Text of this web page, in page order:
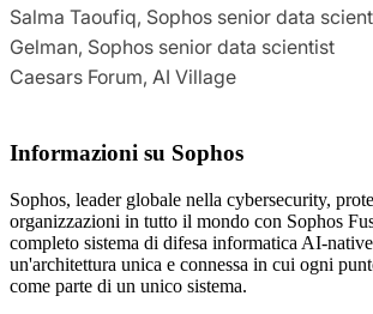
Salma Taoufiq, Sophos senior data
Gelman, Sophos senior data scientist
Caesars Forum, AI Village
Informazioni su Sophos
Sophos, leader globale nella cybersecurity,
organizzazioni in tutto il mondo con Sophos
completo sistema di difesa informatica AI-
un'architettura unica e connessa in cui ogni
come parte di un unico sistema.